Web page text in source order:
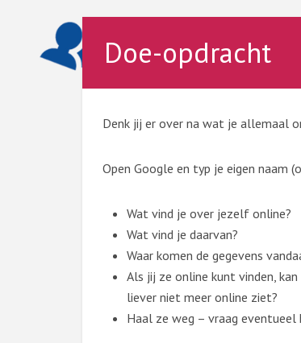
Doe-opdracht
Denk jij er over na wat je allemaal
Open Google en typ je eigen naam
Wat vind je over jezelf online?
Wat vind je daarvan?
Waar komen de gegevens
Als jij ze online kunt vinden,
liever niet meer online ziet?
Haal ze weg – vraag eventueel